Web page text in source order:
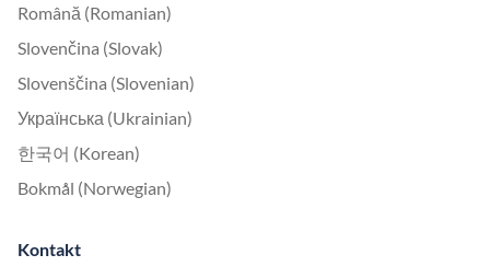
Română (Romanian)
Slovenčina (Slovak)
Slovenščina (Slovenian)
Українська (Ukrainian)
한국어 (Korean)
Bokmål (Norwegian)
Kontakt